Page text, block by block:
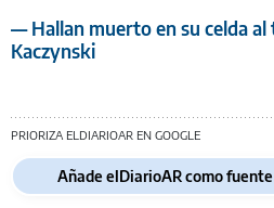
— Hallan muerto en su celda al
Kaczynski
PRIORIZA ELDIARIOAR EN GOOGLE
Añade elDiarioAR como